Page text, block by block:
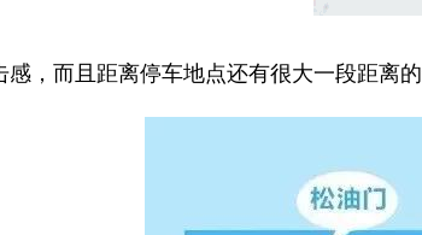
，而且距离停车地点还有很大一段距离